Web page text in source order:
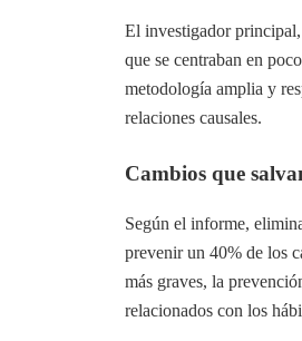
El investigador
que se centraban en
metodología amplia y
relaciones causales.
Cambios que
Según el informe,
prevenir un 40% de los
más graves, la
relacionados con los